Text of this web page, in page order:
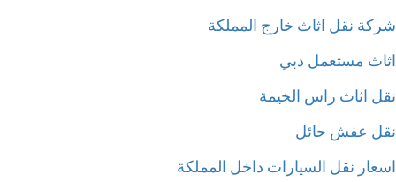
نقل اثاث خارج المملكة
مستعمل دبي
اثاث راس الخيمة
عفش حائل
نقل السيارات داخل المملكة